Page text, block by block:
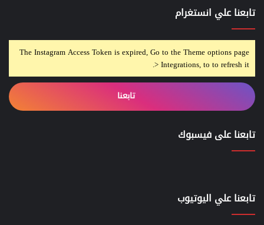
تابعنا علي انستغرام
The Instagram Access Token is expired, Go to the Theme options page
> Integrations, to to refresh it.
تابعنا
تابعنا على فيسبوك
تابعنا علي اليوتيوب